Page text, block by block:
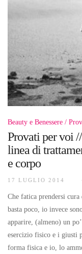
Beauty e Benessere
Provati per voi
linea di
e corpo
17 LUGLIO 2014
Che fatica prendersi
basta poco, io invece
apparire, (almeno) un
esercizio fisico e i giusti
forma fisica e io, lo